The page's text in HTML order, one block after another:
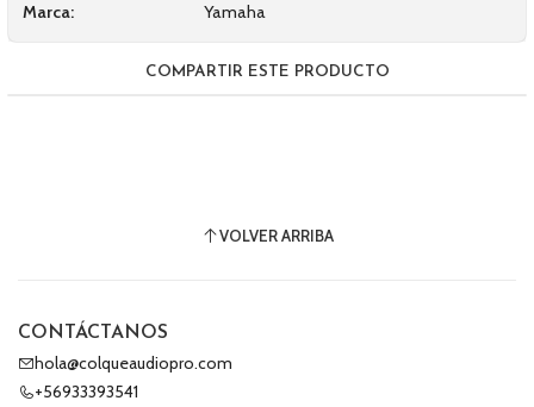
Marca: Yamaha
COMPARTIR ESTE PRODUCTO
VOLVER ARRIBA
CONTÁCTANOS
hola@colqueaudiopro.com
+56933393541